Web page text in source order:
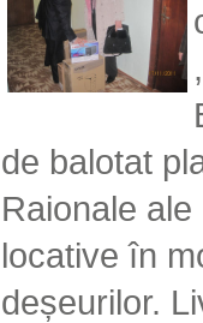
de balotat
Raionale
locative în
deșeurilor.